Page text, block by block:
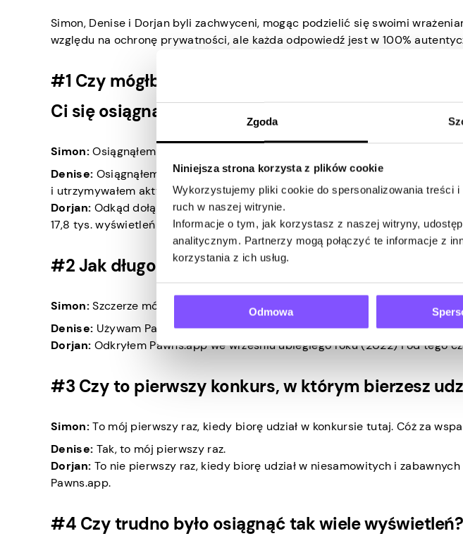
Zgoda
Niniejsza strona korzysta z plików cookie
Wykorzystujemy pliki cookie do spersonalizowania treści
ruch w naszej witrynie.
Informacje o tym, jak korzystasz z naszej witryny,
analitycznym. Partnerzy mogą połączyć te informacje z
korzystania z ich usług.
Odmowa
Simon, Denise i Dorjan byli zachwyceni, mogąc podzielić się swoimi
względu na ochronę prywatności, ale każda odpowiedź jest w 100%
#1 Czy mógłbyś podzielić się swoimi
Ci się osiągnąć taką liczbę wyświetleń?
Simon:Osiągnąłem 119 tys. wyświetleń mojego filmu, ponieważ
Denise: Osiągnąłem 30 tys. wyświetleń dzięki filmowi polecającemu na
i utrzymywałem aktywność, komentując inne filmy, polubiając ich posty itp.
Dorjan: Odkąd dołączyłem, brałem udział w każdym konkursie Pawns.app, o
17,8 tys. wyświetleń mojego filmu.
#2 Jak długo jesteś użytkownikiem Pawns.App?
Simon:Szczerze mówiąc, nie jestem z nami zbyt długo – używam Pawns.app
Denise: Używam Pawns.app od ponad dwóch lat. Kocham to!
Dorjan: Odkryłem Pawns.app we wrześniu ubiegłego roku (2022) i od tego
#3 Czy to pierwszy konkurs, w którym bierzesz
Simon:To mój pierwszy raz, kiedy biorę udział w konkursie tutaj. Cóż za
Denise: Tak, to mój pierwszy raz.
Dorjan: To nie pierwszy raz, kiedy biorę udział w niesamowitych i
Pawns.app.
#4 Czy trudno było osiągnąć tak wiele wyświetleń?